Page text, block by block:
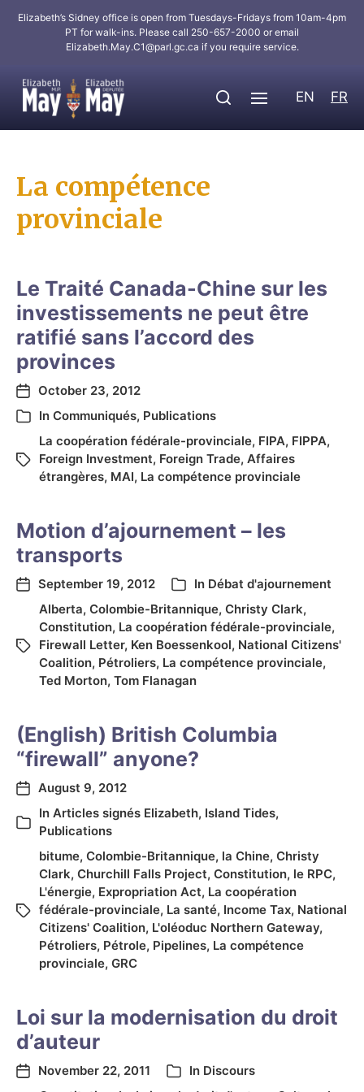
Elizabeth’s Sidney office is open from Tuesdays-Fridays from 10am-4pm
PT for walk-ins. Please call 250-657-2000 or email
Elizabeth.May.C1@parl.gc.ca if you require service.
EN FR
La compétence
provinciale
Le Traité Canada-Chine sur les
investissements ne peut être
ratifié sans l’accord des
provinces
October 23, 2012
In Communiqués, Publications
La coopération fédérale-provinciale, FIPA, FIPPA,
Foreign Investment, Foreign Trade, Affaires
étrangères, MAI, La compétence provinciale
Motion d’ajournement – les
transports
September 19, 2012 In Débat d'ajournement
Alberta, Colombie-Britannique, Christy Clark,
Constitution, La coopération fédérale-provinciale,
Firewall Letter, Ken Boessenkool, National Citizens'
Coalition, Pétroliers, La compétence provinciale,
Ted Morton, Tom Flanagan
(English) British Columbia
“firewall” anyone?
August 9, 2012
In Articles signés Elizabeth, Island Tides,
Publications
bitume, Colombie-Britannique, la Chine, Christy
Clark, Churchill Falls Project, Constitution, le RPC,
L'énergie, Expropriation Act, La coopération
fédérale-provinciale, La santé, Income Tax, National
Citizens' Coalition, L'oléoduc Northern Gateway,
Pétroliers, Pétrole, Pipelines, La compétence
provinciale, GRC
Loi sur la modernisation du droit
d’auteur
November 22, 2011 In Discours